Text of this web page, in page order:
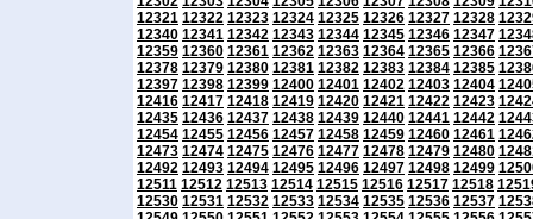
12321 12322 12323 12324 12325 12326 12327 12328
12340 12341 12342 12343 12344 12345 12346 12347
12359 12360 12361 12362 12363 12364 12365 12366
12378 12379 12380 12381 12382 12383 12384 12385
12397 12398 12399 12400 12401 12402 12403 12404
12416 12417 12418 12419 12420 12421 12422 12423
12435 12436 12437 12438 12439 12440 12441 12442
12454 12455 12456 12457 12458 12459 12460 12461
12473 12474 12475 12476 12477 12478 12479 12480
12492 12493 12494 12495 12496 12497 12498 12499
12511 12512 12513 12514 12515 12516 12517 12518
12530 12531 12532 12533 12534 12535 12536 12537